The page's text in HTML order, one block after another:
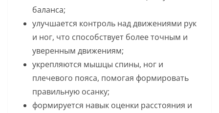
баланса;
улучшается контроль над движениями рук
и ног, что способствует более точным и
уверенным движениям;
укрепляются мышцы спины, ног и
плечевого пояса, помогая формировать
правильную осанку;
формируется навык оценки расстояния и